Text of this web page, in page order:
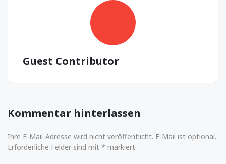
Guest Contributor
Kommentar hinterlassen
Ihre E-Mail-Adresse wird nicht veröffentlicht. E-Mail ist optional.
Erforderliche Felder sind mit * markiert